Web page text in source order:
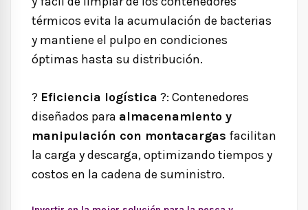
térmicos evita la acumulación de bacterias
y mantiene el pulpo en condiciones
óptimas hasta su distribución.
? Eficiencia logística ?: Contenedores
diseñados para almacenamiento y
manipulación con montacargas facilitan
la carga y descarga, optimizando tiempos y
costos en la cadena de suministro.